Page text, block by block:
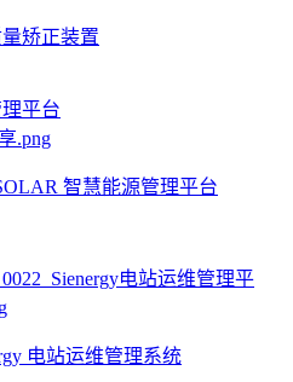
矫正装置
平台
智慧能源管理平台
电站运维管理系统